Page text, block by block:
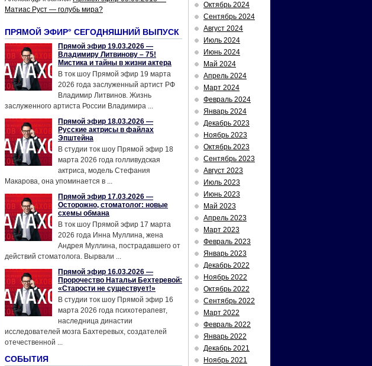
Матиас Руст — голубь мира?
ПРЯМОЙ ЭФИР° СЕГОДНЯШНИЙ ВЫПУСК
Прямой эфир 19.03.2026 —
Владимиру Литвинову – 75!
Мистика и тайны в жизни актера
В ток шоу Прямой эфир 19 марта
2026 года заслуженный артист РФ
Владимир Литвинов. Жизнь
заслуженного артиста России Владимира ...
Прямой эфир 18.03.2026 —
Русские актрисы в файлах
Эпштейна
В студии ток шоу Прямой эфир 18
марта 2026 года голливудская
актриса, модель Стефания
Макарова, она упоминается в ...
Прямой эфир 17.03.2026 —
Осторожно, стоматолог: новые
схемы обмана
В ток шоу Прямой эфир 17 марта
2026 года Инна Муллина, жена
Андрея Муллина, пострадавшего от
действий стоматолога. Вырвали ...
Прямой эфир 16.03.2026 —
Пророчество Натальи Бехтеревой:
«Старости не существует!»
В студии ток шоу Прямой эфир 16
марта 2026 года психотерапевт,
наследница династии
исследователей мозга Бахтеревых, создателей
отечественной ...
СОБЫТИЯ
Октябрь 2024
Сентябрь 2024
Август 2024
Июль 2024
Июнь 2024
Май 2024
Апрель 2024
Март 2024
Февраль 2024
Январь 2024
Декабрь 2023
Ноябрь 2023
Октябрь 2023
Сентябрь 2023
Август 2023
Июль 2023
Июнь 2023
Май 2023
Апрель 2023
Март 2023
Февраль 2023
Январь 2023
Декабрь 2022
Ноябрь 2022
Октябрь 2022
Сентябрь 2022
Март 2022
Февраль 2022
Январь 2022
Декабрь 2021
Ноябрь 2021